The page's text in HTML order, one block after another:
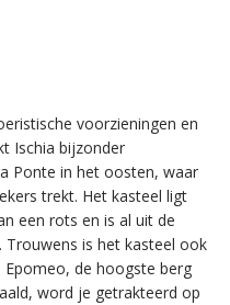
voorzieningen en
Ischia bijzonder
Ponte in het oosten, waar
trekt. Het kasteel ligt
een rots en is al uit de
is het kasteel ook
de hoogste berg
word je getrakteerd op